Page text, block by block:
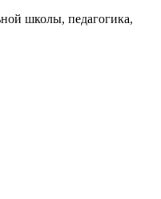
школы, педагогика,